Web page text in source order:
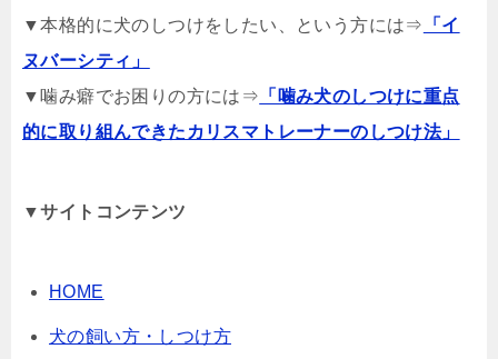
▼本格的に犬のしつけをしたい、という方には⇒
「イ
ヌバーシティ」
▼噛み癖でお困りの方には⇒ 「噛み犬のしつけに重点
的に取り組んできたカリスマトレーナーのしつけ法」
▼サイトコンテンツ
HOME
犬の飼い方・しつけ方